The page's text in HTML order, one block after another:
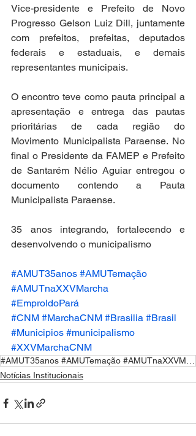
Vice-presidente e Prefeito de Novo
Progresso Gelson Luiz Dill, juntamente
com prefeitos, prefeitas, deputados
federais e estaduais, e demais
representantes municipais.
O encontro teve como pauta principal a
apresentação e entrega das pautas
prioritárias de cada região do
Movimento Municipalista Paraense. No
final o Presidente da FAMEP e Prefeito
de Santarém Nélio Aguiar entregou o
documento contendo a Pauta
Municipalista Paraense.
35 anos integrando, fortalecendo e
desenvolvendo o municipalismo
#AMUT35anos #AMUTemação
#AMUTnaXXVMarcha
#EmproldoPará
#CNM #MarchaCNM #Brasilia #Brasil
#Municipios #municipalismo
#XXVMarchaCNM
Notícias Institucionais